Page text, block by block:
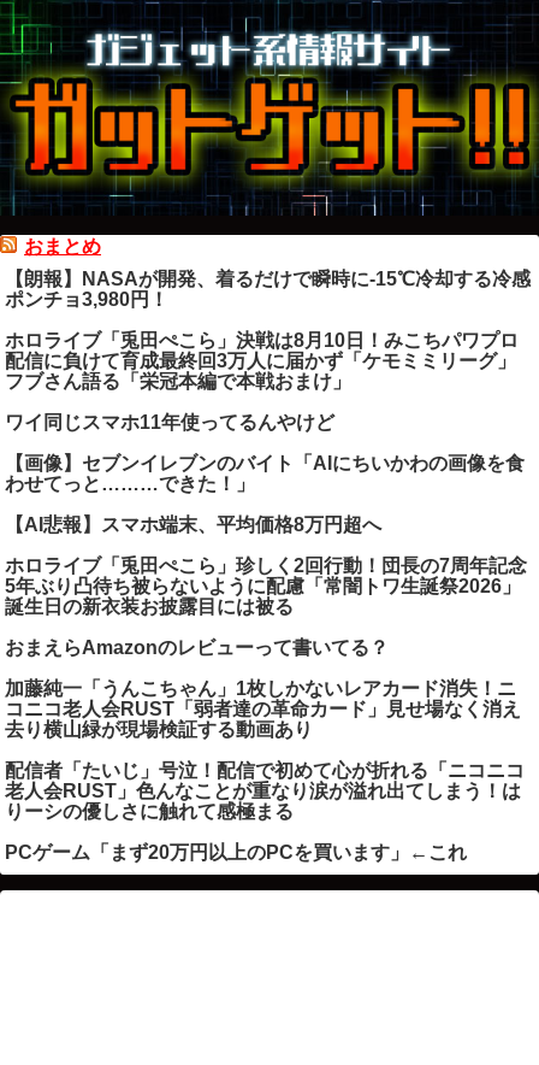
おまとめ
【朗報】NASAが開発、着るだけで瞬時に-15℃冷却する冷感
ポンチョ3,980円！
ホロライブ「兎田ぺこら」決戦は8月10日！みこちパワプロ
配信に負けて育成最終回3万人に届かず「ケモミミリーグ」
フブさん語る「栄冠本編で本戦おまけ」
ワイ同じスマホ11年使ってるんやけど
【画像】セブンイレブンのバイト「AIにちいかわの画像を食
わせてっと………できた！」
【AI悲報】スマホ端末、平均価格8万円超へ
ホロライブ「兎田ぺこら」珍しく2回行動！団長の7周年記念
5年ぶり凸待ち被らないように配慮「常闇トワ生誕祭2026」
誕生日の新衣装お披露目には被る
おまえらAmazonのレビューって書いてる？
加藤純一「うんこちゃん」1枚しかないレアカード消失！ニ
コニコ老人会RUST「弱者達の革命カード」見せ場なく消え
去り横山緑が現場検証する動画あり
配信者「たいじ」号泣！配信で初めて心が折れる「ニコニコ
老人会RUST」色んなことが重なり涙が溢れ出てしまう！は
りーシの優しさに触れて感極まる
PCゲーム「まず20万円以上のPCを買います」←これ